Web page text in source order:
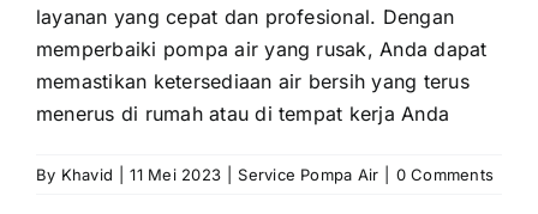
layanan yang cepat dan profesional. Dengan
memperbaiki pompa air yang rusak, Anda dapat
memastikan ketersediaan air bersih yang terus
menerus di rumah atau di tempat kerja Anda
By Khavid 11 Mei 2023 Service Pompa Air 0 Comments